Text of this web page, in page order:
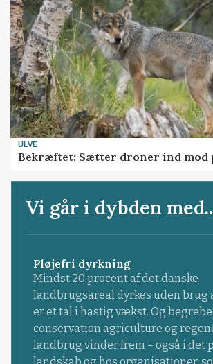
ULVE
Bekræftet: Sætter droner ind mod
Vi går i dybden
Pløjefri dyrkning
Mindst 20 procent af det danske
landbrugsareal dyrkes uden brug
er et tal i hastig vækst. Og
conservation agriculture og
landbrug vinder frem – også i det